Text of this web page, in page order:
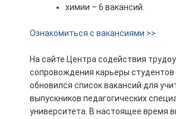
химии – 6 вакансий.
Ознакомиться с вакансиями >>
На сайте Центра содействия
сопровождения карьеры студентов
обновился список вакансий для
выпускников педагогических
университета. В настоящее время